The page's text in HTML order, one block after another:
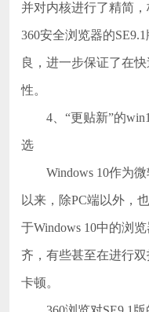
并对内核进行了精简
360安全浏览器的
良，进一步保证了在
性。
4、“更贴新”的
选
Windows 10作为微
以来，除PC端以外，
于Windows 10中的浏
齐，有些甚至在进行
卡顿。